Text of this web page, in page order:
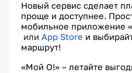
Новый сервис сделает
проще и доступнее.
мобильное приложение
или App Store и
маршрут!
«Мой О!» – летайте